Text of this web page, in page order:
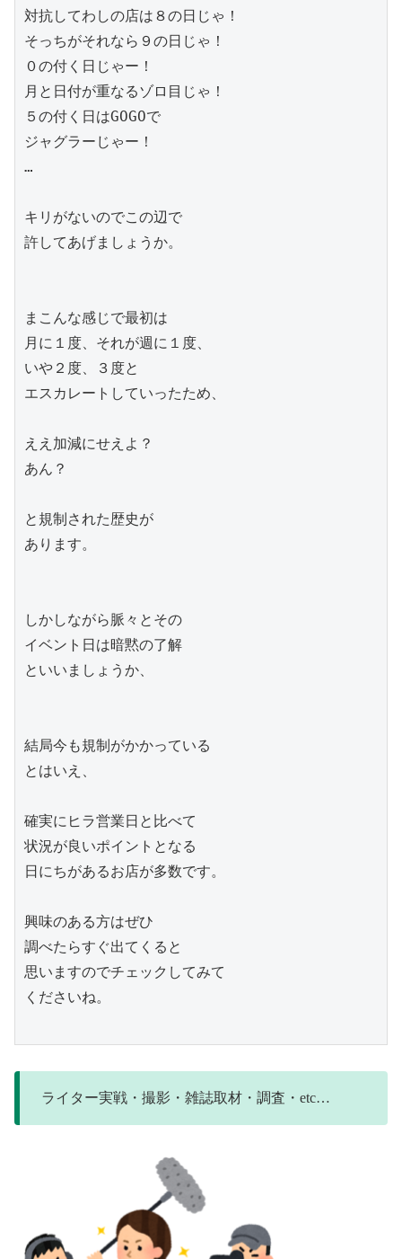
対抗してわしの店は８の日じゃ！
そっちがそれなら９の日じゃ！
０の付く日じゃー！
月と日付が重なるゾロ目じゃ！
５の付く日はGOGOで
ジャグラーじゃー！
…
キリがないのでこの辺で
許してあげましょうか。
まこんな感じで最初は
月に１度、それが週に１度、
いや２度、３度と
エスカレートしていったため、
ええ加減にせえよ？
あん？
と規制された歴史が
あります。
しかしながら脈々とその
イベント日は暗黙の了解
といいましょうか、
結局今も規制がかかっている
とはいえ、
確実にヒラ営業日と比べて
状況が良いポイントとなる
日にちがあるお店が多数です。
興味のある方はぜひ
調べたらすぐ出てくると
思いますのでチェックしてみて
くださいね。
ライター実戦・撮影・雑誌取材・調査・etc…